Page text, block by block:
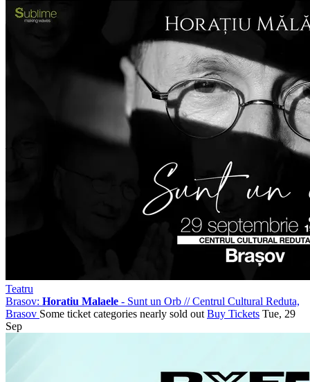
Teatru
Brasov: Horatiu Malaele - Sunt un Orb //Centrul Cultural Reduta,
Brasov Some ticket categories nearly sold out Buy Tickets Tue, 29
Sep